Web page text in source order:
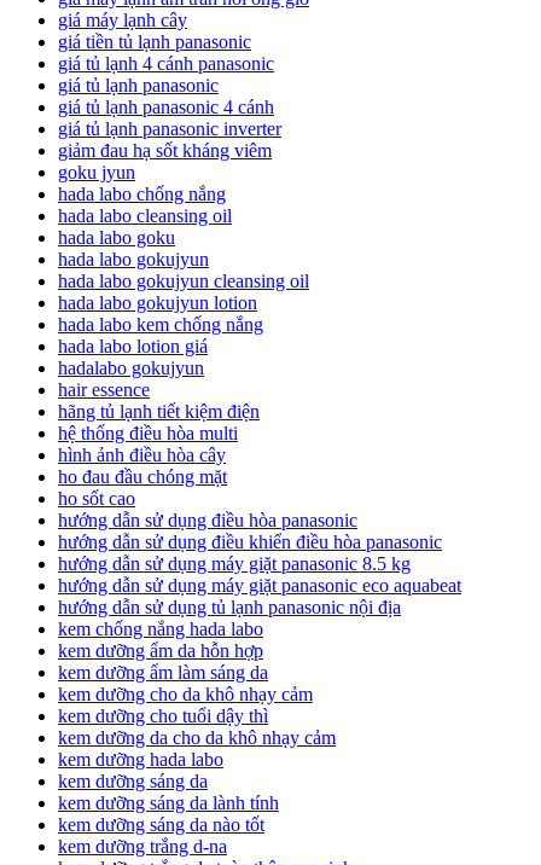
giá máy lạnh cây
giá tiền tủ lạnh panasonic
giá tủ lạnh 4 cánh panasonic
giá tủ lạnh panasonic
giá tủ lạnh panasonic 4 cánh
giá tủ lạnh panasonic inverter
giảm đau hạ sốt kháng viêm
goku jyun
hada labo chống nắng
hada labo cleansing oil
hada labo goku
hada labo gokujyun
hada labo gokujyun cleansing oil
hada labo gokujyun lotion
hada labo kem chống nắng
hada labo lotion giá
hadalabo gokujyun
hair essence
hãng tủ lạnh tiết kiệm điện
hệ thống điều hòa multi
hình ảnh điều hòa cây
ho đau đầu chóng mặt
ho sốt cao
hướng dẫn sử dụng điều hòa panasonic
hướng dẫn sử dụng điều khiển điều hòa panasonic
hướng dẫn sử dụng máy giặt panasonic 8.5 kg
hướng dẫn sử dụng máy giặt panasonic eco aquabeat
hướng dẫn sử dụng tủ lạnh panasonic nội địa
kem chống nắng hada labo
kem dưỡng ẩm da hỗn hợp
kem dưỡng ẩm làm sáng da
kem dưỡng cho da khô nhạy cảm
kem dưỡng cho tuổi dậy thì
kem dưỡng da cho da khô nhạy cảm
kem dưỡng hada labo
kem dưỡng sáng da
kem dưỡng sáng da lành tính
kem dưỡng sáng da nào tốt
kem dưỡng trắng d-na